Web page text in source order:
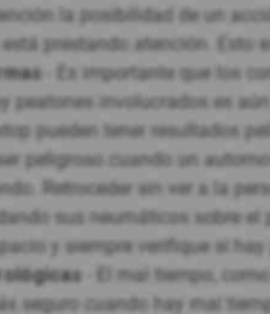
la posibilidad de un
prestando atención. Esto
- Es importante que los
peatones involucrados es
pueden tener resultados
ser peligroso cuando un
Retroceder sin ver a la
sus neumáticos sobre
y siempre verifique si
- El mal tiempo,
seguro cuando hay mal